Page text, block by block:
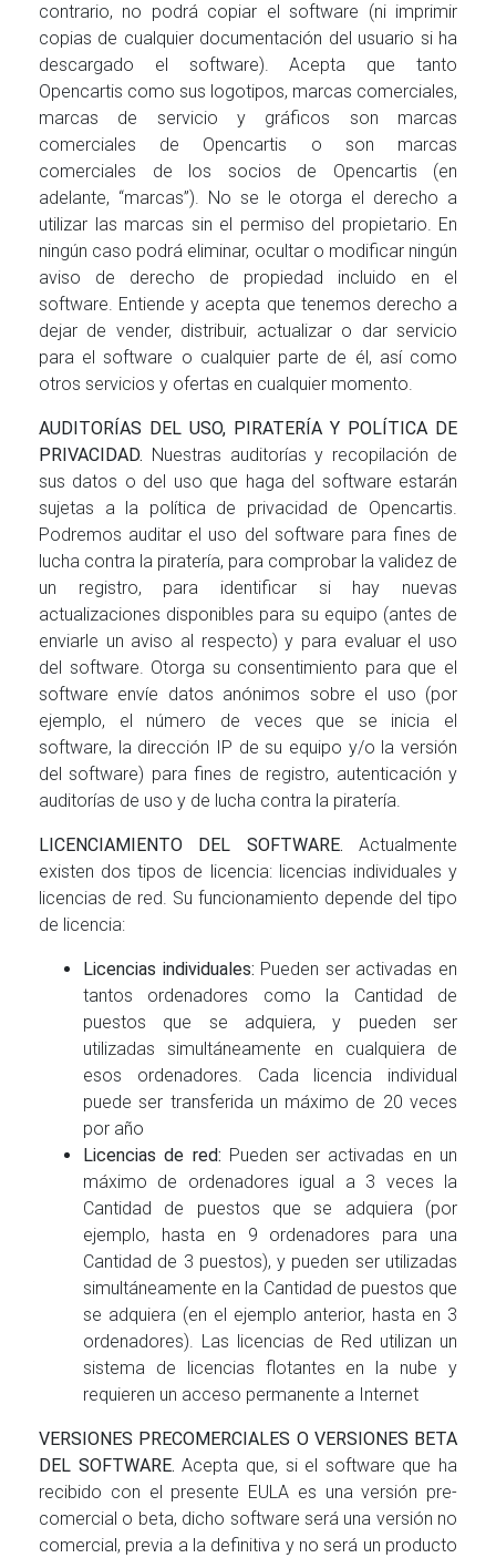
contrario, no podrá copiar el software (ni imprimir
copias de cualquier documentación del usuario si ha
descargado el software). Acepta que tanto
Opencartis como sus logotipos, marcas comerciales,
marcas de servicio y gráficos son marcas
comerciales de Opencartis o son marcas
comerciales de los socios de Opencartis (en
adelante, “marcas”). No se le otorga el derecho a
utilizar las marcas sin el permiso del propietario. En
ningún caso podrá eliminar, ocultar o modificar ningún
aviso de derecho de propiedad incluido en el
software. Entiende y acepta que tenemos derecho a
dejar de vender, distribuir, actualizar o dar servicio
para el software o cualquier parte de él, así como
otros servicios y ofertas en cualquier momento.
AUDITORÍAS DEL USO, PIRATERÍA Y POLÍTICA DE
PRIVACIDAD. Nuestras auditorías y recopilación de
sus datos o del uso que haga del software estarán
sujetas a la política de privacidad de Opencartis.
Podremos auditar el uso del software para fines de
lucha contra la piratería, para comprobar la validez de
un registro, para identificar si hay nuevas
actualizaciones disponibles para su equipo (antes de
enviarle un aviso al respecto) y para evaluar el uso
del software. Otorga su consentimiento para que el
software envíe datos anónimos sobre el uso (por
ejemplo, el número de veces que se inicia el
software, la dirección IP de su equipo y/o la versión
del software) para fines de registro, autenticación y
auditorías de uso y de lucha contra la piratería.
LICENCIAMIENTO DEL SOFTWARE. Actualmente
existen dos tipos de licencia: licencias individuales y
licencias de red. Su funcionamiento depende del tipo
de licencia:
Licencias individuales: Pueden ser activadas en
tantos ordenadores como la Cantidad de
puestos que se adquiera, y pueden ser
utilizadas simultáneamente en cualquiera de
esos ordenadores. Cada licencia individual
puede ser transferida un máximo de 20 veces
por año
Licencias de red: Pueden ser activadas en un
máximo de ordenadores igual a 3 veces la
Cantidad de puestos que se adquiera (por
ejemplo, hasta en 9 ordenadores para una
Cantidad de 3 puestos), y pueden ser utilizadas
simultáneamente en la Cantidad de puestos que
se adquiera (en el ejemplo anterior, hasta en 3
ordenadores). Las licencias de Red utilizan un
sistema de licencias flotantes en la nube y
requieren un acceso permanente a Internet
VERSIONES PRECOMERCIALES O VERSIONES BETA
DEL SOFTWARE. Acepta que, si el software que ha
recibido con el presente EULA es una versión pre-
comercial o beta, dicho software será una versión no
comercial, previa a la definitiva y no será un producto